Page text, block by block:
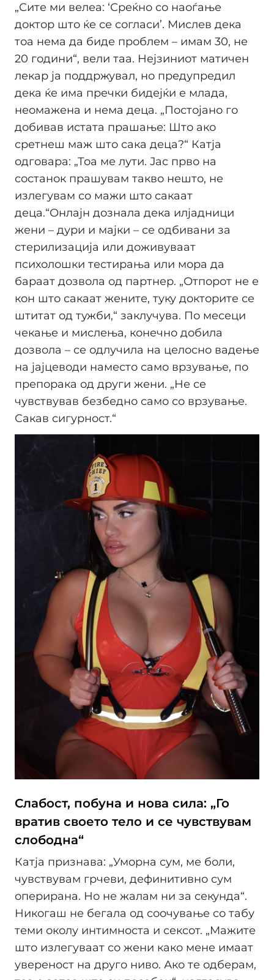
„Сите ми велеа: ‘Среќно со наоѓање
доктор што ќе се согласи’. Мислев дека
тоа нема да биде проблем – имам 30, не
20 години“, вели таа. Нејзиниот матичен
лекар ја поддржувал, но предупредил
дека ќе има пречки бидејќи е млада,
неомажена и нема деца. „Постојано го
добивав истата прашање: Што ако
сретнеш маж што сака деца?“ Катја
одговара: „Тоа ме лути. Јас прво на
состанок прашувам такво нешто, не
излегувам со мажи што сакаат
деца.“Онлајн дознала дека илјадници
жени – дури и мајки – се одбивани за
стерилизација или доживуваат
психолошки тестирања или мора да
бараат дозвола од партнер. „Отпорот не е
кон што сакаат жените, туку докторите се
штитат од тужби,“ заклучува. По месеци
чекање и мислења, конечно добила
дозвола – се одлучила на целосно вадење
на јајцеводи наместо само врзување, по
препорака од други жени. „Не се
чувствував безбедно само со врзување.
Сакав сигурност.“
Слабост, побуна и нова сила: „Го
вратив своето тело и се чувствувам
слободна“
Катја признава: „Уморна сум, ме боли,
чувствувам грчеви, дефинитивно сум
оперирана. Но не жалам ни за секунда“.
Никогаш не бегала од соочување со табу
теми околу интимноста и сексот. „Мажите
што излегуваат со жени како мене имаат
увереност на друго ниво. Ако те одберам,